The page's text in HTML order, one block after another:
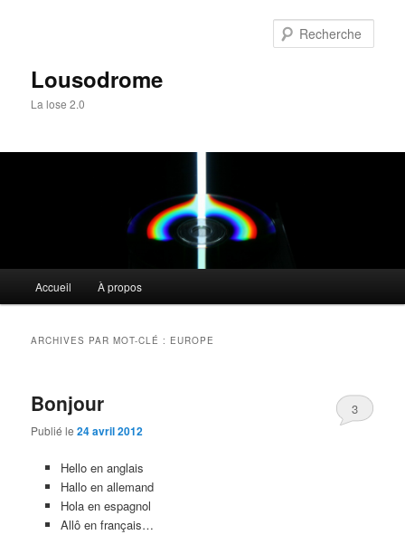
Lousodrome
La lose 2.0
principal
Accueil À propos
ARCHIVES PAR MOT-CLÉ : EUROPE
Bonjour
Publié le24 avril 2012
3
Hello en anglais
Hallo en allemand
Hola en espagnol
Allô en français…